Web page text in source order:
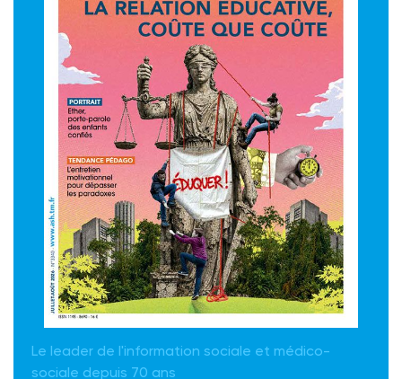
Le leader de l'information sociale et médico-
sociale depuis 70 ans